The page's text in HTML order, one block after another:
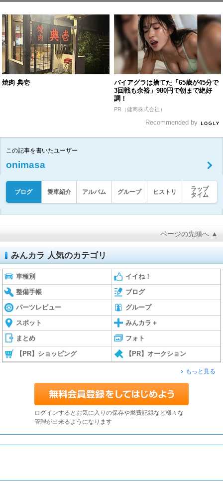
焼肉 典壱
バイアグラは捨てた「65歳が45分で
3回戦も余裕」980円で朝まで絶好
調！
PR（健商株式会社）
Recommended by
この記事を書いたユーザー
onimasa
ブログ 愛車紹介 アルバム グループ ヒストリ
ラップ
タイム
ページの先頭へ ▲
みんカラ 人気のカテゴリ
車種別 イイね！
整備手帳 ブログ
パーツレビュー グループ
スポット みんカラ＋
まとめ フォト
【PR】ショッピング 【PR】オークション
もっと見る
ログインするとお気に入りの保存や燃費記録など様々な
管理が出来るようになります